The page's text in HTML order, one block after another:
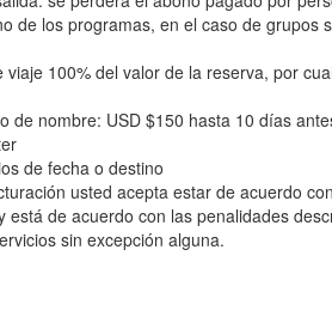
de los programas, en el caso de grupos
100% del valor de la reserva, por
de nombre: USD $150 hasta 10 días
de fecha o destino
usted acepta estar de acuerdo
está de acuerdo con las penalidades
sin excepción alguna.